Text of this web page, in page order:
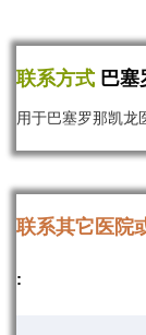
联系方式 巴
用于巴塞罗那凯龙
联系其它医院
: